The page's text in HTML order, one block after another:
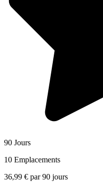
90 Jours
10 Emplacements
36,99 € par90 jours